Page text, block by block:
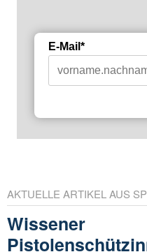
E-Mail*
AKTUELLE ARTIKEL AUS
Wissener